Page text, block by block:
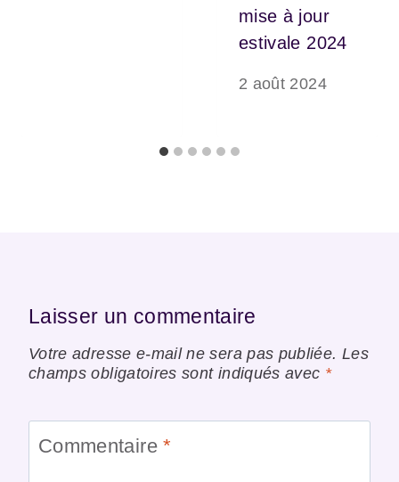
mise à jour
estivale 2024
2 août 2024
Laisser un commentaire
Votre adresse e-mail ne sera pas publiée. Les
champs obligatoires sont indiqués avec *
Commentaire*